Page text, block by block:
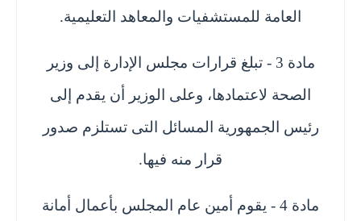
العامة للمستشفيات والمعاهد التعليمية.
مادة 3 - تبلغ قرارات مجلس الإدارة إلى وزير
الصحة لاعتمادها، وعلى الوزير أن يقدم إلى
رئيس الجمهورية المسائل التى تستلزم صدور
قرار منه فيها.
مادة 4 - يقوم أمين عام المجلس بأعمال أمانة